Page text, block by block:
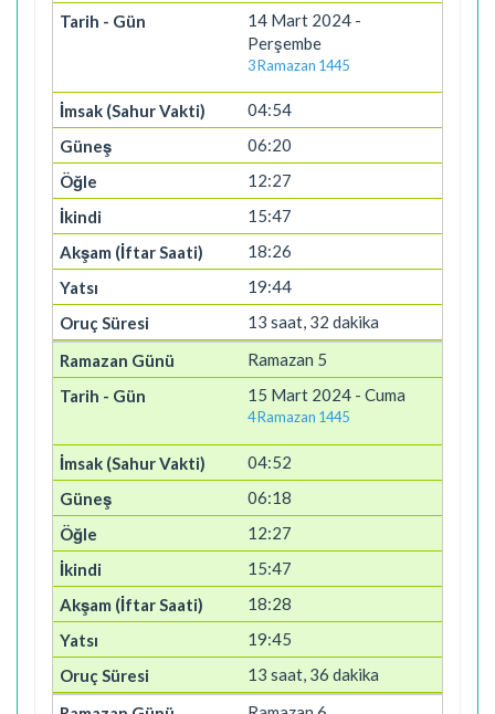
14 Mart 2024 -
Perşembe
3 Ramazan 1445
04:54
06:20
12:27
15:47
18:26
19:44
13 saat, 32 dakika
Ramazan 5
15 Mart 2024 - Cuma
4 Ramazan 1445
04:52
06:18
12:27
15:47
18:28
19:45
13 saat, 36 dakika